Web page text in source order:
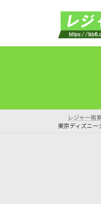
プ
動
レジャー視
東京ディズニ